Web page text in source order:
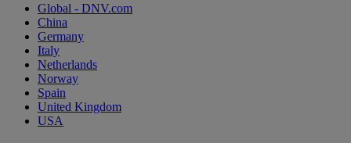
Global - DNV.com
China
Germany
Italy
Netherlands
Norway
Spain
United Kingdom
USA